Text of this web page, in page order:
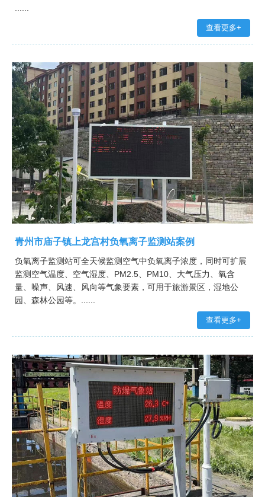
查看更多+
青州市庙子镇上龙宫村负氧离子监测站案例
负氧离子监测站可全天候监测空气中负氧离子浓度，同时可扩展
监测空气温度、空气湿度、PM2.5、PM10、大气压力、氧含
量、噪声、风速、风向等气象要素，可用于旅游景区，湿地公
园、森林公园等。......
查看更多+